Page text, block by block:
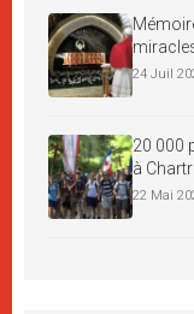
24 Juil
20 000
à
22 Mai